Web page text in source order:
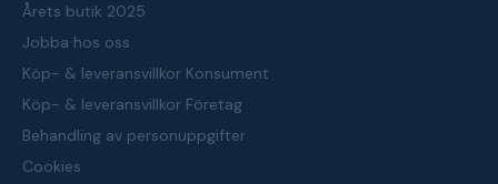
Årets butik 2025
Jobba hos oss
Köp- & leveransvillkor Konsument
Köp- & leveransvillkor Företag
Behandling av personuppgifter
Cookies